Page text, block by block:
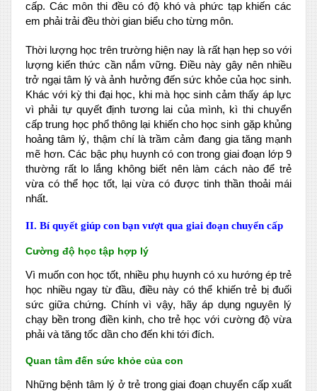
cấp. Các môn thi đều có độ khó và phức tạp khiến các
em phải trải đều thời gian biểu cho từng môn.
Thời lượng học trên trường hiện nay là rất hạn hẹp so với
lượng kiến thức cần nắm vững. Điều này gây nên nhiều
trở ngại tâm lý và ảnh hưởng đến sức khỏe của học sinh.
Khác với kỳ thi đại học, khi mà học sinh cảm thấy áp lực
vì phải tự quyết định tương lai của mình, kì thi chuyển
cấp trung học phổ thông lại khiến cho học sinh gặp khủng
hoảng tâm lý, thậm chí là trầm cảm đang gia tăng mạnh
mẽ hơn. Các bậc phụ huynh có con trong giai đoạn lớp 9
thường rất lo lắng không biết nên làm cách nào để trẻ
vừa có thể học tốt, lại vừa có được tinh thần thoải mái
nhất.
II. Bí quyết giúp con bạn vượt qua giai đoạn chuyển cấp
Cường độ học tập hợp lý
Vì muốn con học tốt, nhiều phụ huynh có xu hướng ép trẻ
học nhiều ngay từ đầu, điều này có thể khiến trẻ bị đuối
sức giữa chứng. Chính vì vậy, hãy áp dụng nguyên lý
chạy bền trong điền kinh, cho trẻ học với cường độ vừa
phải và tăng tốc dần cho đến khi tới đích.
Quan tâm đến sức khỏe của con
Những bệnh tâm lý ở trẻ trong giai đoạn chuyển cấp xuất